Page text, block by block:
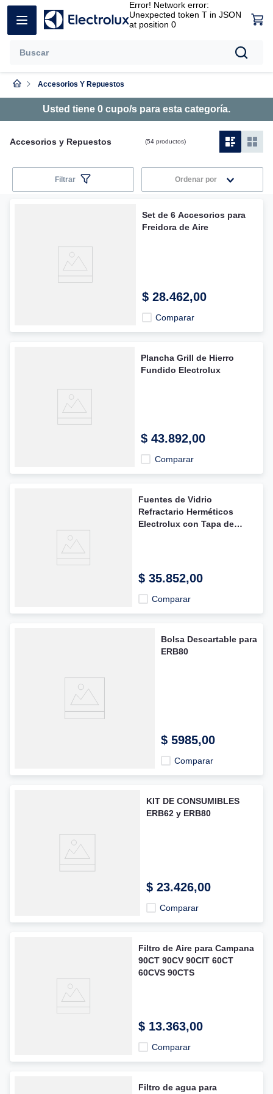
Error! Network error:
Unexpected token T in JSON
at position 0
Términos más buscados
heladera
lavarropas
Accesorios Y Repuestos
Usted tiene 0 cupo/s para esta categoría.
Accesorios y Repuestos 54 productos
Filtrar Ordenar por
Set de 6 Accesorios para
Freidora de Aire
$ 28.462,00
Comparar
Plancha Grill de Hierro
Fundido Electrolux
$ 43.892,00
Comparar
Fuentes de Vidrio
Refractario Herméticos
Electrolux con Tapa de
$ 35.852,00
Comparar
Bolsa Descartable para
ERB80
$ 5985,00
Comparar
KIT DE CONSUMIBLES
ERB62 y ERB80
$ 23.426,00
Comparar
Filtro de Aire para Campana
90CT 90CV 90CIT 60CT
60CVS 90CTS
$ 13.363,00
Comparar
Filtro de agua para